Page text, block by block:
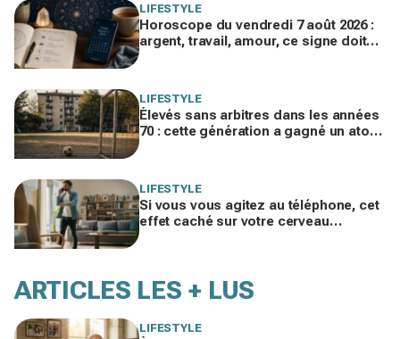
LIFESTYLE
Horoscope du vendredi 7 août 2026 :
argent, travail, amour, ce signe doit
LIFESTYLE
Élevés sans arbitres dans les années
70 : cette génération a gagné un atout
LIFESTYLE
Si vous vous agitez au téléphone, cet
effet caché sur votre cerveau
ARTICLES LES + LUS
LIFESTYLE